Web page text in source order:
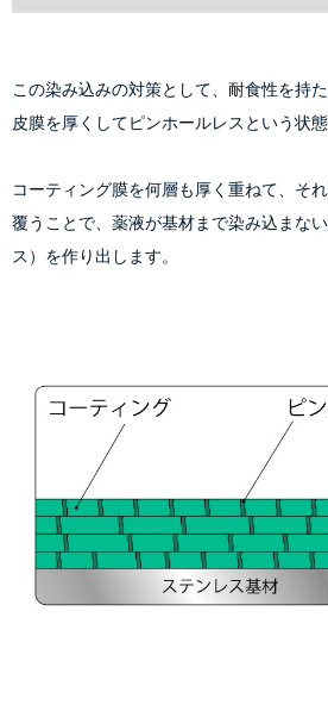
この染み込みの対策として、耐食性を持
皮膜を厚くしてピンホールレス という状
コーティング膜を何層も厚く重ねて、そ
覆うことで、薬液が基材まで染み込まな
ス ）を作り出します。